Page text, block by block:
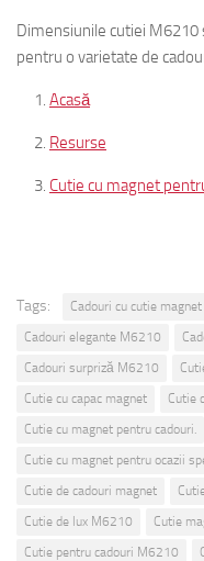
Dimensiunile cutiei
pentru o varietate de
Acasă
Resurse
Cutie cu magnet
Tags: Cadouri cu cutie magnet
Cadouri elegante M6210
Cadouri surpriză M6210
Cutie cu capac magnet
Cutie
Cutie cu magnet pentru cadouri.
Cutie cu magnet pentru ocazii
Cutie de cadouri magnet
Cutie de lux M6210
Cutie
Cutie pentru cadouri M6210